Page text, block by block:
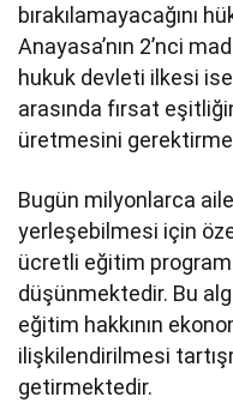
bırakılamayacağını
Anayasa’nın 2’nci
hukuk devleti ilkesi
arasında fırsat
üretmesini
Bugün milyonlarca
yerleşebilmesi için
ücretli eğitim
düşünmektedir. Bu
eğitim hakkının
ilişkilendirilmesi
getirmektedir.